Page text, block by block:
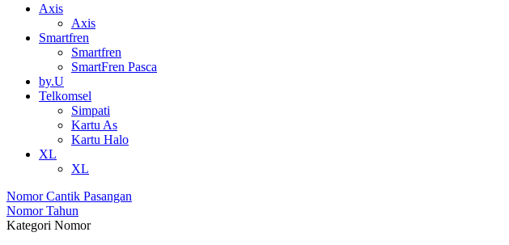
Axis
Axis
Smartfren
Smartfren
SmartFren Pasca
by.U
Telkomsel
Simpati
Kartu As
Kartu Halo
XL
XL
Nomor Cantik Pasangan
Nomor Tahun
Kategori Nomor